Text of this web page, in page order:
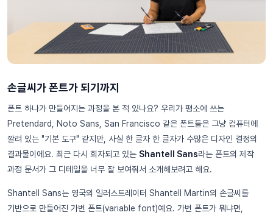
손글씨가 폰트가 되기까지
폰트 하나가 만들어지는 과정을 본 적 있나요? 우리가 평소에 쓰는
Pretendard, Noto Sans, San Francisco 같은 폰트들은 그냥 컴퓨터에
깔려 있는 "기본 도구" 같지만, 사실 한 글자 한 글자가 수많은 디자인 결정의
결과물이에요. 최근 다시 회자되고 있는 Shantell Sans라는 폰트의 제작
과정 문서가 그 디테일을 너무 잘 보여줘서 소개해보려고 해요.
Shantell Sans는 영국의 일러스트레이터 Shantell Martin의 손글씨를
기반으로 만들어진 가변 폰트(variable font)예요. 가변 폰트가 뭐냐면,